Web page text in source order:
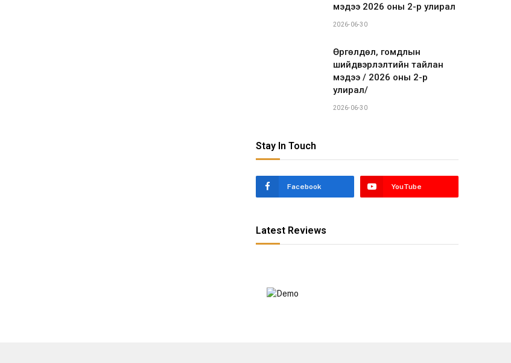
мэдээ 2026 оны 2-р улирал
2026-06-30
Өргөлдөл, гомдлын
шийдвэрлэлтийн тайлан
мэдээ / 2026 оны 2-р
улирал/
2026-06-30
Stay In Touch
Facebook YouTube
Latest Reviews